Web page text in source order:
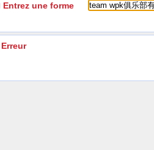
Entrez une forme
Erreur